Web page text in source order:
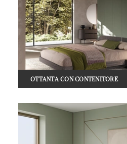
OTTANTA CON CONTENITORE